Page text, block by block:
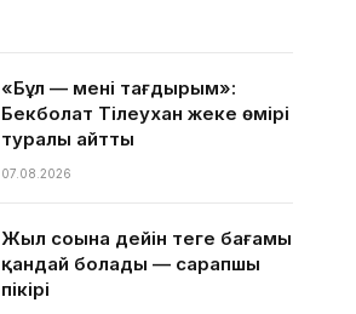
«Бұл — менің тағдырым»:
Бекболат Тілеухан жеке өмірі
туралы айтты
07.08.2026
Жыл соңына дейін теңге бағамы
қандай болады — сарапшы
пікірі